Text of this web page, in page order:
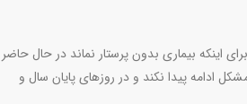
اینکه بیماری بدون پرستار نماند در حال حاضر
ادامه پیدا نکند و در روزهای پایان سال و